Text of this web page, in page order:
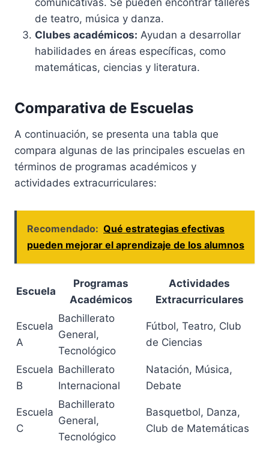
comunicativas. Se pueden encontrar talleres
de teatro, música y danza.
Clubes académicos: Ayudan a desarrollar
habilidades en áreas específicas, como
matemáticas, ciencias y literatura.
Comparativa de Escuelas
A continuación, se presenta una tabla que
compara algunas de las principales escuelas en
términos de programas académicos y
actividades extracurriculares:
Recomendado: Qué estrategias efectivas
pueden mejorar el aprendizaje de los alumnos
Escuela
Programas
Académicos
Actividades
Extracurriculares
Escuela
A
Bachillerato
General,
Tecnológico
Fútbol, Teatro, Club
de Ciencias
Escuela
B
Bachillerato
Internacional
Natación, Música,
Debate
Escuela
C
Bachillerato
General,
Tecnológico
Basquetbol, Danza,
Club de Matemáticas